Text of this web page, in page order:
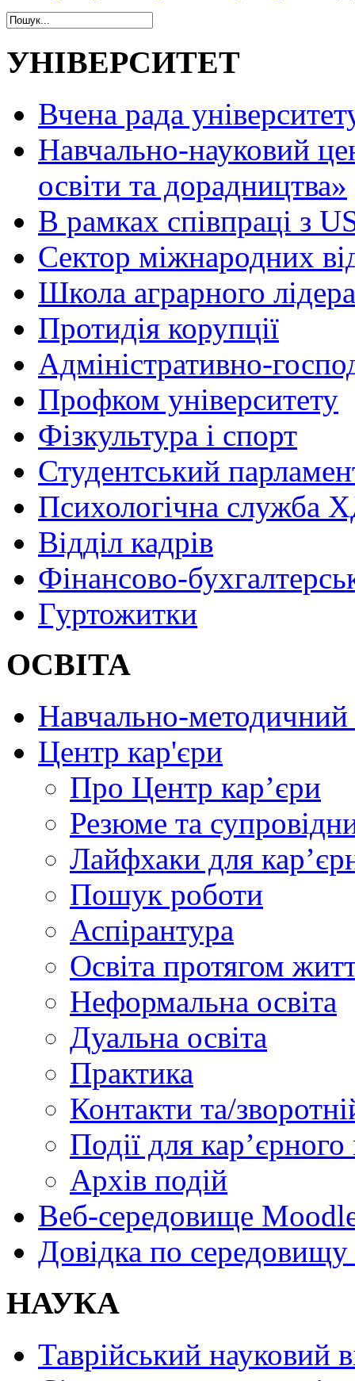
УНІВЕРСИТЕТ
Вчена рада
Навчально-науковий
освіти та дорадництва»
В рамках співпраці з
Сектор міжнародних
Школа аграрного лідера
Протидія корупції
Адміністративно-
Профком університету
Фізкультура і спорт
Студентський
Психологічна служба
Відділ кадрів
Фінансово-
Гуртожитки
ОСВІТА
Навчально-методичний
Центр кар'єри
Про Центр кар’єри
Резюме та
Лайфхаки для
Пошук роботи
Аспірантура
Освіта протягом
Неформальна освіта
Дуальна освіта
Практика
Контакти та/
Події для
Архів подій
Веб-середовище
Довідка по
НАУКА
Таврійський науковий